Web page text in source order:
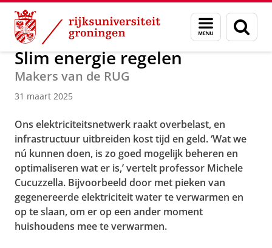
Skip
Content
Skip
Navigation
Menu
en
zoeken
Over ons Actueel Nieuws
Slim energie regelen
Makers van de RUG
31 maart 2025
Ons elektriciteitsnetwerk raakt overbelast, en
infrastructuur uitbreiden kost tijd en geld. ‘Wat we
nú kunnen doen, is zo goed mogelijk beheren en
optimaliseren wat er is,’ vertelt professor Michele
Cucuzzella. Bijvoorbeeld door met pieken van
gegenereerde elektriciteit water te verwarmen en
op te slaan, om er op een ander moment
huishoudens mee te verwarmen.